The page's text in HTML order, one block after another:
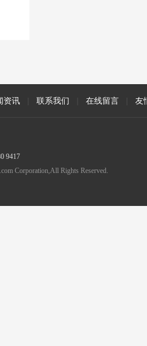
资讯 联系我们 在线留言 友
9417
Corporation,All Rights Reserved.